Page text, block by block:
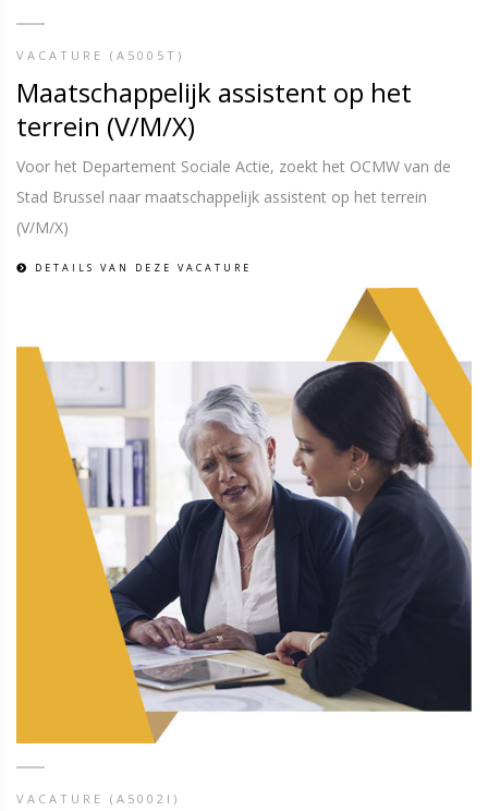
VACATURE (A5005T)
Maatschappelijk assistent op het
terrein (V/M/X)
Voor het Departement Sociale Actie, zoekt het OCMW van de
Stad Brussel naar maatschappelijk assistent op het terrein
(V/M/X)
DETAILS VAN DEZE VACATURE
VACATURE (A5002I)